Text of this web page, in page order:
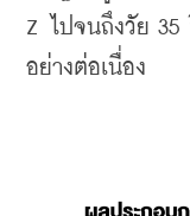
Z ไปจนถึงวัย
อย่างต่อเนื่อง